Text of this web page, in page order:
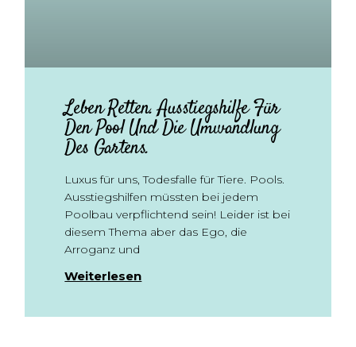
Leben Retten. Ausstiegshilfe Für
Den Pool Und Die Umwandlung
Des Gartens.
Luxus für uns, Todesfalle für Tiere. Pools.
Ausstiegshilfen müssten bei jedem
Poolbau verpflichtend sein! Leider ist bei
diesem Thema aber das Ego, die
Arroganz und
Weiterlesen